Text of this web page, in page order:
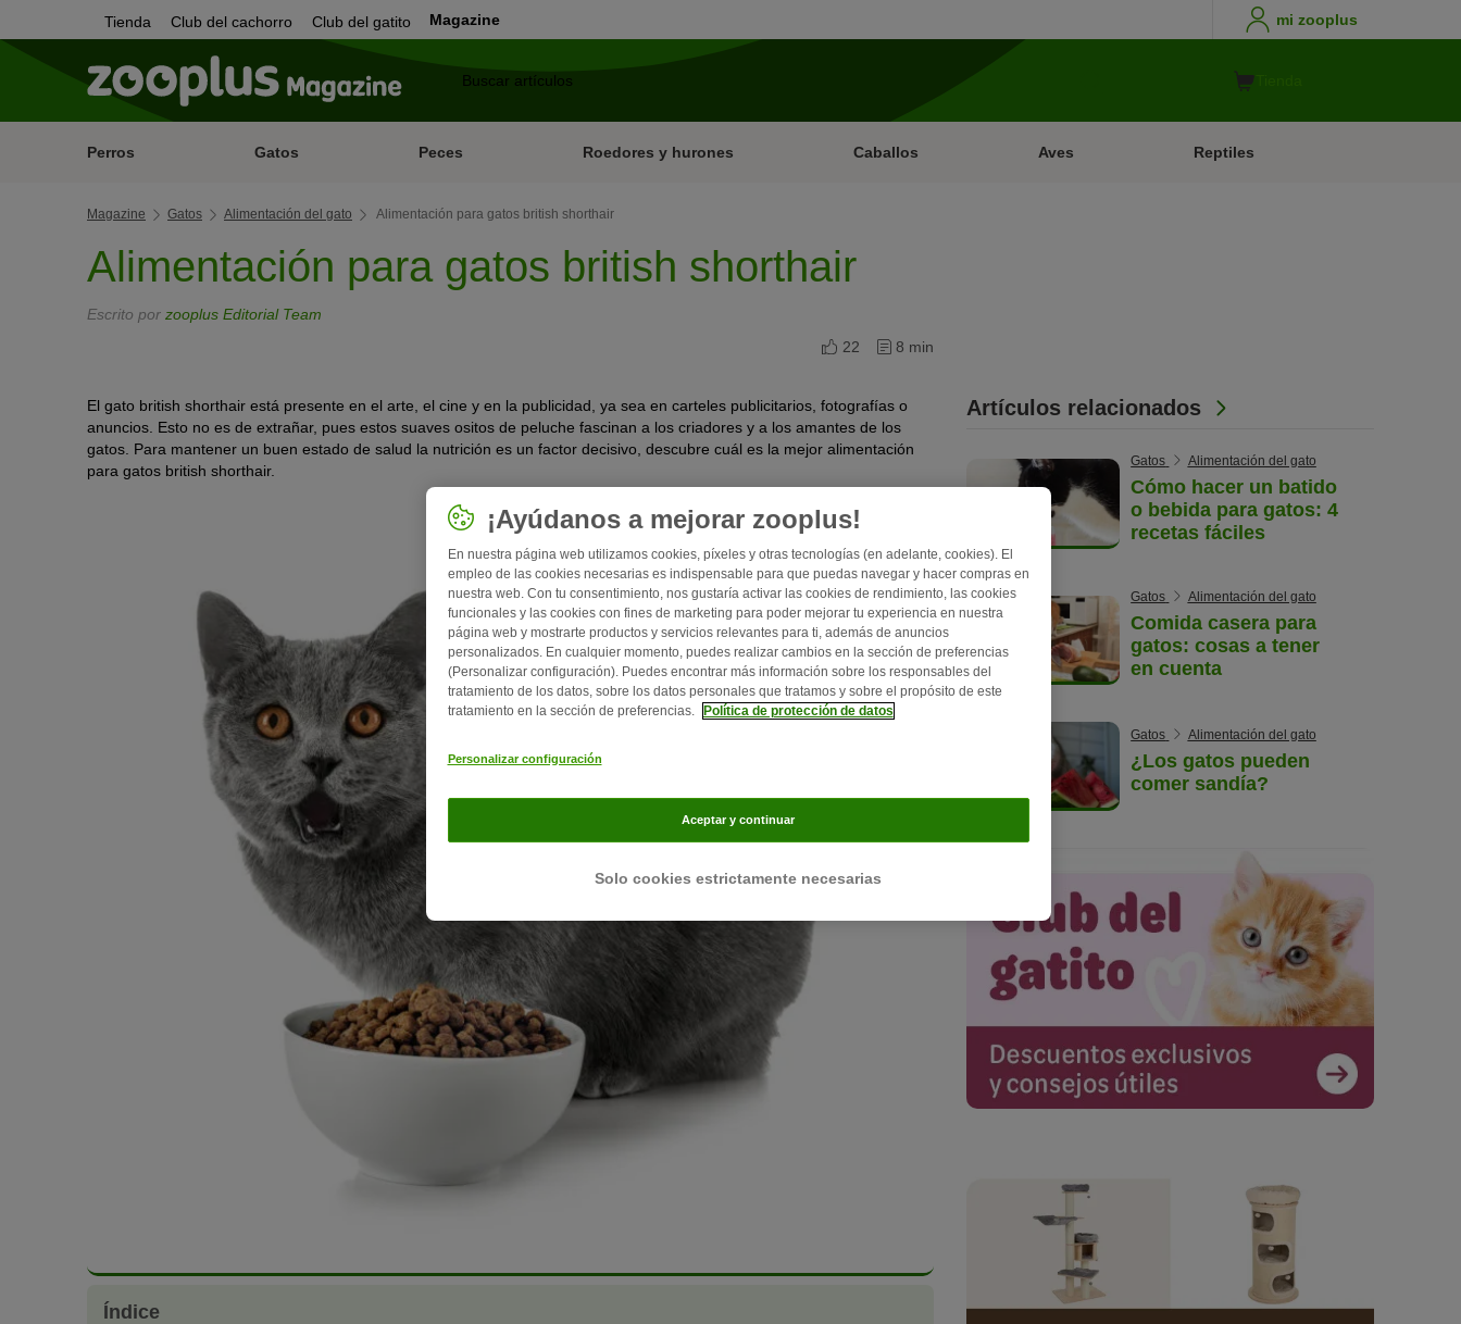
Tienda Club del cachorro Club del gatito Magazine mi zooplus
Perros Gatos Peces Roedores y hurones Caballos Aves Reptiles
Magazine Gatos Alimentación del gato Alimentación para gatos british shorthair
Alimentación para gatos british shorthair
Escrito por zooplus Editorial Team
22
8 min
El gato british shorthair está presente en el arte, el cine y en la publicidad, ya sea en carteles publicitarios, fotografías o
anuncios. Esto no es de extrañar, pues estos suaves ositos de peluche fascinan a los criadores y a los amantes de los
gatos. Para mantener un buen estado de salud la nutrición es un factor decisivo, descubre cuál es la mejor alimentación
para gatos british shorthair.
Índice
Artículos relacionados
Gatos Alimentación del gato
Cómo hacer un batido
o bebida para gatos: 4
recetas fáciles
Gatos Alimentación del gato
Comida casera para
gatos: cosas a tener
en cuenta
Gatos Alimentación del gato
¿Los gatos pueden
comer sandía?
¡Ayúdanos a mejorar zooplus!
En nuestra página web utilizamos cookies, píxeles y otras tecnologías (en adelante, cookies). El
empleo de las cookies necesarias es indispensable para que puedas navegar y hacer compras en
nuestra web. Con tu consentimiento, nos gustaría activar las cookies de rendimiento, las cookies
funcionales y las cookies con fines de marketing para poder mejorar tu experiencia en nuestra
página web y mostrarte productos y servicios relevantes para ti, además de anuncios
personalizados. En cualquier momento, puedes realizar cambios en la sección de preferencias
(Personalizar configuración). Puedes encontrar más información sobre los responsables del
tratamiento de los datos, sobre los datos personales que tratamos y sobre el propósito de este
tratamiento en la sección de preferencias.
Política de protección de datos
Personalizar configuración
Solo cookies estrictamente necesarias
Aceptar y continuar